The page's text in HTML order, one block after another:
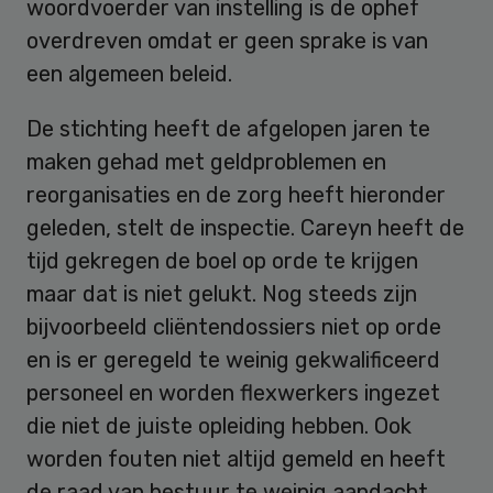
woordvoerder van instelling is de ophef
overdreven omdat er geen sprake is van
een algemeen beleid.
De stichting heeft de afgelopen jaren te
maken gehad met geldproblemen en
reorganisaties en de zorg heeft hieronder
geleden, stelt de inspectie. Careyn heeft de
tijd gekregen de boel op orde te krijgen
maar dat is niet gelukt. Nog steeds zijn
bijvoorbeeld cliëntendossiers niet op orde
en is er geregeld te weinig gekwalificeerd
personeel en worden flexwerkers ingezet
die niet de juiste opleiding hebben. Ook
worden fouten niet altijd gemeld en heeft